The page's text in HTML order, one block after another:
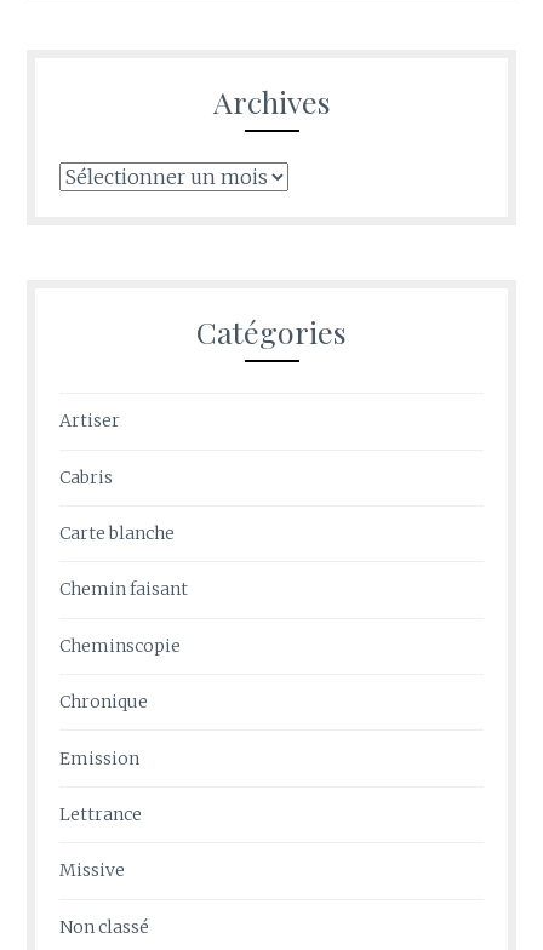
Archives
Archives
Catégories
Artiser
Cabris
Carte blanche
Chemin faisant
Cheminscopie
Chronique
Emission
Lettrance
Missive
Non classé